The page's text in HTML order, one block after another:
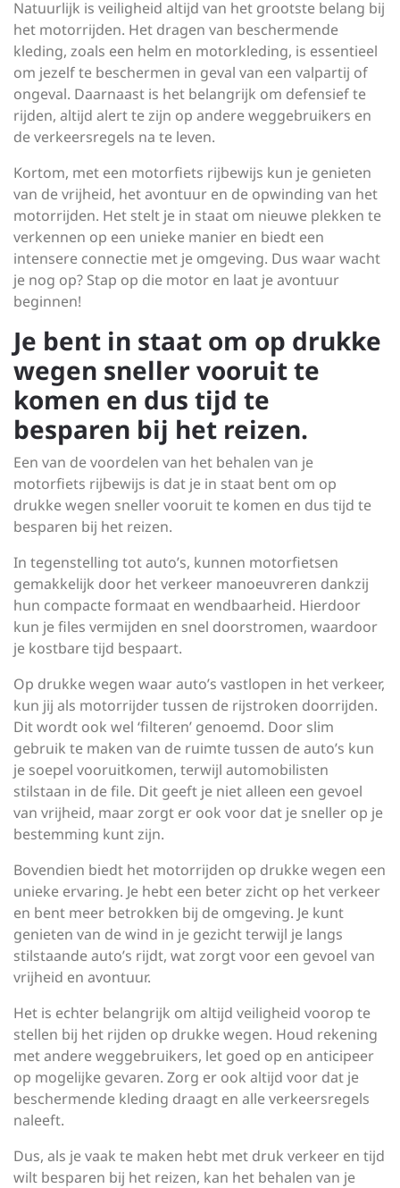
Natuurlijk is veiligheid altijd van het grootste belang bij
het motorrijden. Het dragen van beschermende
kleding, zoals een helm en motorkleding, is essentieel
om jezelf te beschermen in geval van een valpartij of
ongeval. Daarnaast is het belangrijk om defensief te
rijden, altijd alert te zijn op andere weggebruikers en
de verkeersregels na te leven.
Kortom, met een motorfiets rijbewijs kun je genieten
van de vrijheid, het avontuur en de opwinding van het
motorrijden. Het stelt je in staat om nieuwe plekken te
verkennen op een unieke manier en biedt een
intensere connectie met je omgeving. Dus waar wacht
je nog op? Stap op die motor en laat je avontuur
beginnen!
Je bent in staat om op drukke
wegen sneller vooruit te
komen en dus tijd te
besparen bij het reizen.
Een van de voordelen van het behalen van je
motorfiets rijbewijs is dat je in staat bent om op
drukke wegen sneller vooruit te komen en dus tijd te
besparen bij het reizen.
In tegenstelling tot auto’s, kunnen motorfietsen
gemakkelijk door het verkeer manoeuvreren dankzij
hun compacte formaat en wendbaarheid. Hierdoor
kun je files vermijden en snel doorstromen, waardoor
je kostbare tijd bespaart.
Op drukke wegen waar auto’s vastlopen in het verkeer,
kun jij als motorrijder tussen de rijstroken doorrijden.
Dit wordt ook wel ‘filteren’ genoemd. Door slim
gebruik te maken van de ruimte tussen de auto’s kun
je soepel vooruitkomen, terwijl automobilisten
stilstaan in de file. Dit geeft je niet alleen een gevoel
van vrijheid, maar zorgt er ook voor dat je sneller op je
bestemming kunt zijn.
Bovendien biedt het motorrijden op drukke wegen een
unieke ervaring. Je hebt een beter zicht op het verkeer
en bent meer betrokken bij de omgeving. Je kunt
genieten van de wind in je gezicht terwijl je langs
stilstaande auto’s rijdt, wat zorgt voor een gevoel van
vrijheid en avontuur.
Het is echter belangrijk om altijd veiligheid voorop te
stellen bij het rijden op drukke wegen. Houd rekening
met andere weggebruikers, let goed op en anticipeer
op mogelijke gevaren. Zorg er ook altijd voor dat je
beschermende kleding draagt en alle verkeersregels
naleeft.
Dus, als je vaak te maken hebt met druk verkeer en tijd
wilt besparen bij het reizen, kan het behalen van je